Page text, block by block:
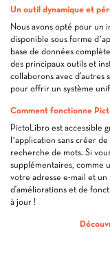
Un outil dynamique et
Nous avons opté pour un
disponible sous forme
base de données
des principaux outils et
collaborons avec d'autres
pour offrir un système
Comment fonctionne
PictoLibro est accessible
l’application sans créer
recherche de mots. Si
supplémentaires, comme
votre adresse e-mail et
d'améliorations et de
à jour !